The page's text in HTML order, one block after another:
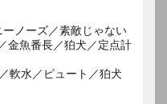
ノーズ／素敵じゃない
金魚番長／狛犬／定点計
軟水／ピュート／狛犬